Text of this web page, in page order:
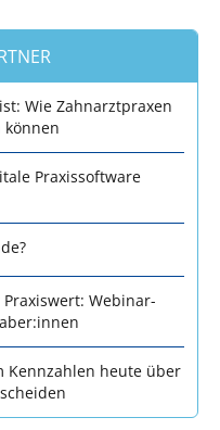
Wie Zahnarztpraxen
können
Praxissoftware
Webinar-
Kennzahlen heute über